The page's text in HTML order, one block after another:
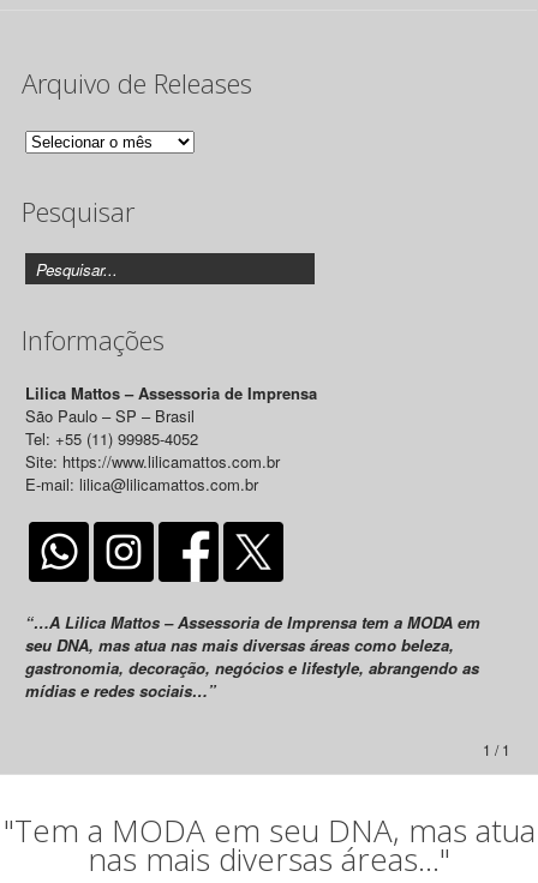
Arquivo de Releases
Arquivo
Releases
Pesquisar
Informações
Lilica Mattos – Assessoria de Imprensa
São Paulo – SP – Brasil
Tel: +55 (11) 99985-4052
Site: https://www.lilicamattos.com.br
E-mail: lilica@lilicamattos.com.br
“…A Lilica Mattos – Assessoria de Imprensa tem a MODA em
seu DNA, mas atua nas mais diversas áreas como beleza,
gastronomia, decoração, negócios e lifestyle, abrangendo as
mídias e redes sociais…”
1 / 1
"Tem a MODA em seu DNA, mas atua
nas mais diversas áreas..."